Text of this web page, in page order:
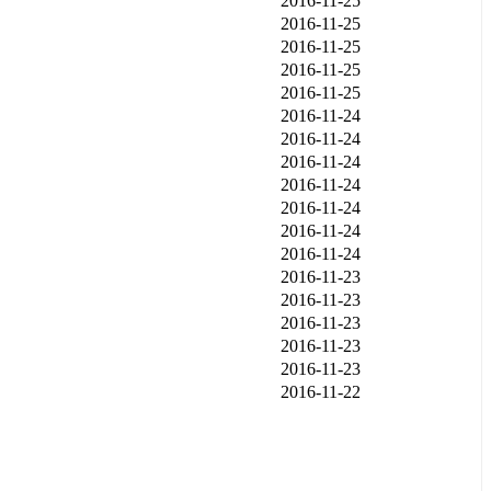
2016-11-25
2016-11-25
2016-11-25
2016-11-25
2016-11-24
2016-11-24
2016-11-24
2016-11-24
2016-11-24
2016-11-24
2016-11-24
2016-11-23
2016-11-23
2016-11-23
2016-11-23
2016-11-23
2016-11-22